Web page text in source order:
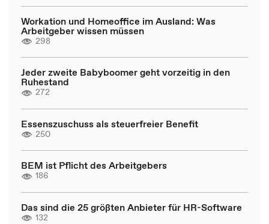
Workation und Homeoffice im Ausland: Was
Arbeitgeber wissen müssen
298
Jeder zweite Babyboomer geht vorzeitig in den
Ruhestand
272
Essenszuschuss als steuerfreier Benefit
250
BEM ist Pflicht des Arbeitgebers
186
Das sind die 25 größten Anbieter für HR-Software
132